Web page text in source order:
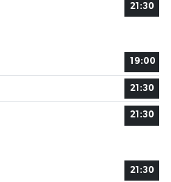
21:30
19:00
21:30
21:30
21:30